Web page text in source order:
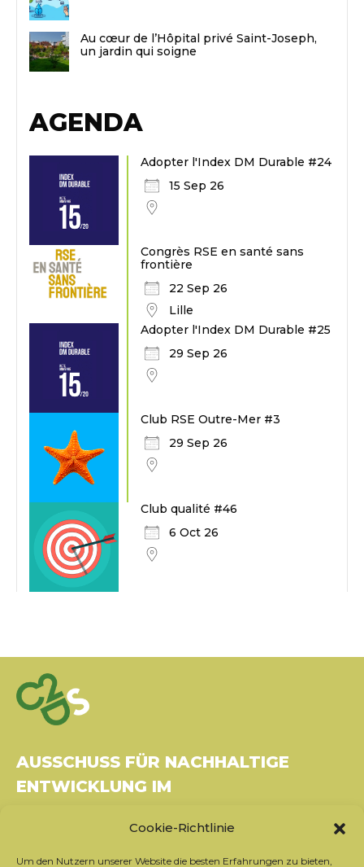
Cookie-Richtlinie
Um den Nutzern unserer Website die besten Erfahrungen zu bieten,
Au cœur de l’Hôpital privé Saint-Joseph,
un jardin qui soigne
AGENDA
Adopter l'Index DM Durable #24
15 Sep 26
Congrès RSE en santé sans
frontière
22 Sep 26
Lille
Adopter l'Index DM Durable #25
29 Sep 26
Club RSE Outre-Mer #3
29 Sep 26
Club qualité #46
6 Oct 26
AUSSCHUSS FÜR NACHHALTIGE
ENTWICKLUNG IM